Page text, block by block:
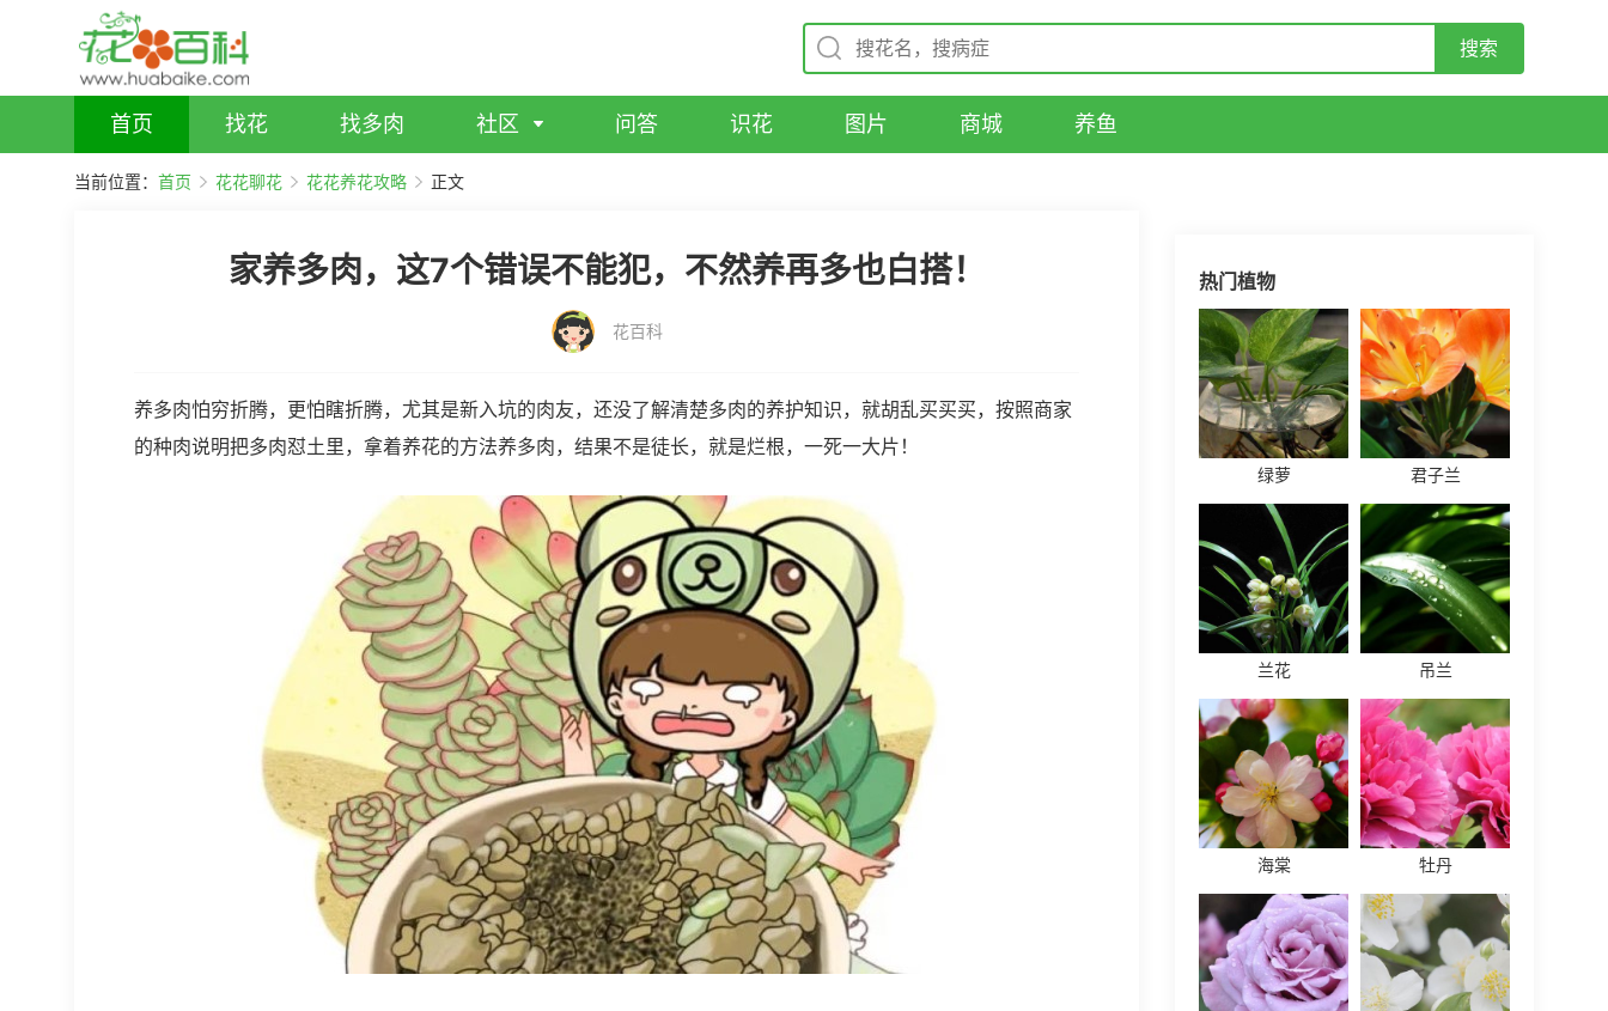
首页 找花 找多肉 社区 问答 识花 图片 商城 养鱼
当前位置： 首页 花花聊花 花花养花攻略 正文
家养多肉，这7个错误不能犯，不然养再多也白搭！
花百科
养多肉怕穷折腾，更怕瞎折腾，尤其是新入坑的肉友，还没了解清楚多肉的养护知识，就胡乱买买买，按照商家
的种肉说明把多肉怼土里，拿着养花的方法养多肉，结果不是徒长，就是烂根，一死一大片！
热门植物
绿萝 君子兰
兰花 吊兰
海棠 牡丹